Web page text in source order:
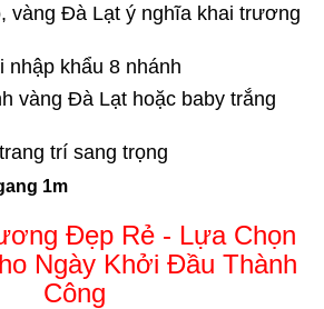
vàng Đà Lạt ý nghĩa khai trương
nhập khẩu 8 nhánh
vàng Đà Lạt hoặc baby trắng
trí sang trọng
1m
Đẹp Rẻ - Lựa Chọn
Ngày Khởi Đầu Thành
Công